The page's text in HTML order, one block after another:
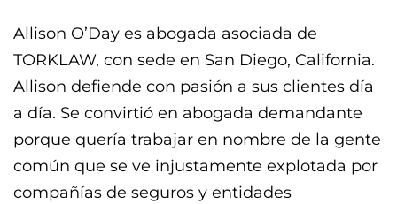
Allison O’Day es abogada asociada de
TORKLAW, con sede en San Diego, California.
Allison defiende con pasión a sus clientes día
a día. Se convirtió en abogada demandante
porque quería trabajar en nombre de la gente
común que se ve injustamente explotada por
compañías de seguros y entidades